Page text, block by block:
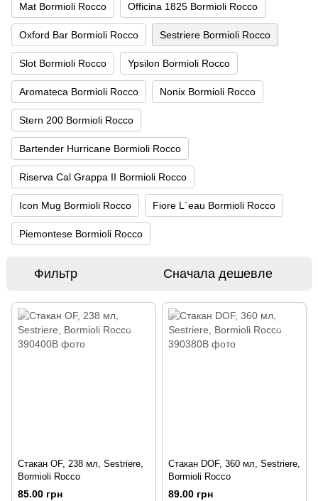
Mat Bormioli Rocco Officina 1825 Bormioli Rocco
Oxford Bar Bormioli Rocco Sestriere Bormioli Rocco
Slot Bormioli Rocco Ypsilon Bormioli Rocco
Aromateca Bormioli Rocco Nonix Bormioli Rocco
Stern 200 Bormioli Rocco
Bartender Hurricane Bormioli Rocco
Riserva Cal Grappa II Bormioli Rocco
Icon Mug Bormioli Rocco Fiore L`eau Bormioli Rocco
Piemontese Bormioli Rocco
Фильтр Сначала дешевле
Стакан OF, 238 мл, Sestriere,
Bormioli Rocco
85.00 грн
Стакан DOF, 360 мл, Sestriere,
Bormioli Rocco
89.00 грн